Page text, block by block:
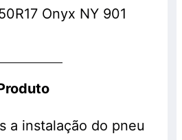
Onyx NY 901
a instalação do pneu